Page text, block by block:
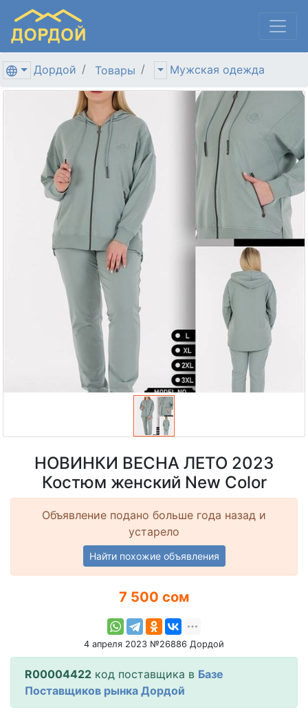
Дордой Товары Мужская одежда
НОВИНКИ ВЕСНА ЛЕТО 2023
Костюм женский New Color
Объявление подано больше года назад и
устарело
Найти похожие объявления
7 500 сом
4 апреля 2023 №26886 Дордой
R00004422 код поставщика в Базе
Поставщиков рынка Дордой